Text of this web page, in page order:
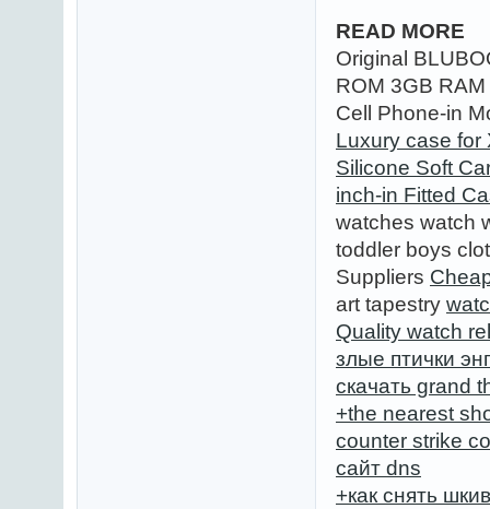
READ MORE
Original
ROM 3GB
Cell Phone-in
Luxury case for
Silicone Soft
inch-in Fitted
watches watch
toddler boys
Suppliers
art tapestry
Quality watch
злые птички
скачать grand
+the nearest
counter strike
сайт dns
+как снять